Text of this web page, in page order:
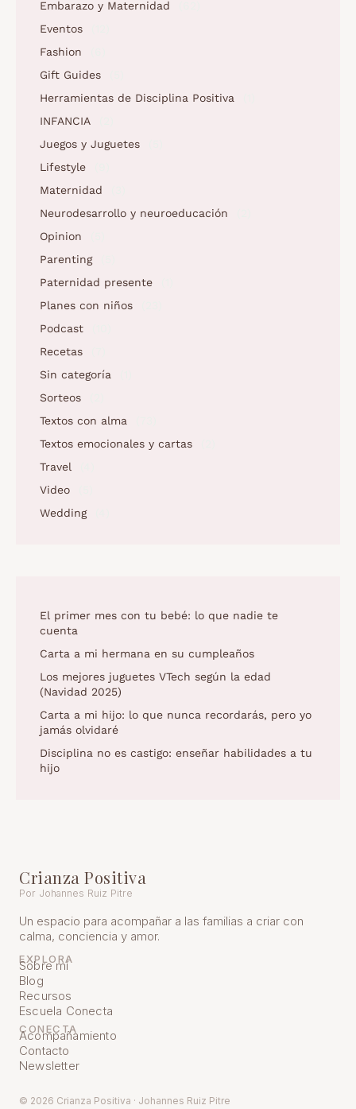
Embarazo y Maternidad
Eventos
Fashion
Gift Guides
Herramientas de Disciplina Positiva
INFANCIA
Juegos y Juguetes
Lifestyle
Maternidad
Neurodesarrollo y neuroeducación
Opinion
Parenting
Paternidad presente
Planes con niños
Podcast
Recetas
Sin categoría
Sorteos
Textos con alma
Textos emocionales y cartas
Travel
Video
Wedding
El primer mes con tu bebé: lo que nadie te
cuenta
Carta a mi hermana en su cumpleaños
Los mejores juguetes VTech según la edad
(Navidad 2025)
Carta a mi hijo: lo que nunca recordarás, pero yo
jamás olvidaré
Disciplina no es castigo: enseñar habilidades a tu
hijo
Crianza Positiva
Por Johannes Ruiz Pitre
Un espacio para acompañar a las familias a criar con
calma, conciencia y amor.
EXPLORA
Sobre mí
Blog
Recursos
Escuela Conecta
CONECTA
Acompañamiento
Contacto
Newsletter
© 2026 Crianza Positiva · Johannes Ruiz Pitre